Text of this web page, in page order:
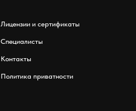
Лицензии и сертификаты
Специалисты
Контакты
Политика приватности